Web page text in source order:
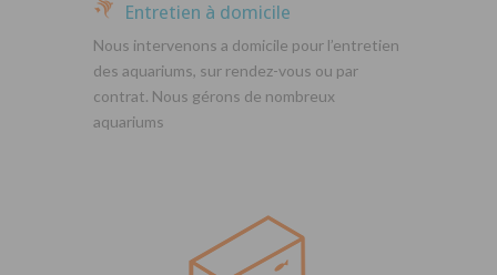
Entretien à domicile
Nous intervenons a domicile pour l’entretien
des aquariums, sur rendez-vous ou par
contrat. Nous gérons de nombreux
aquariums